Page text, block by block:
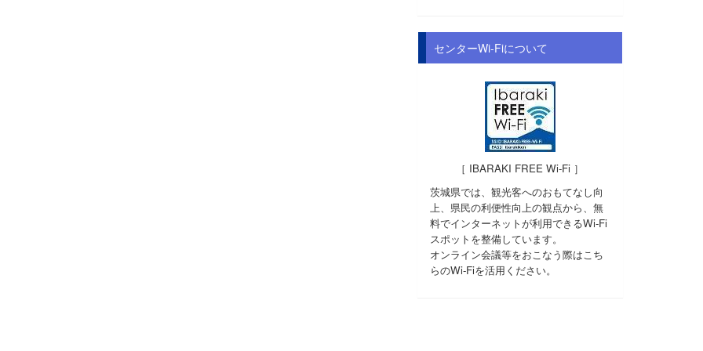
センターWi-Fiについて
［ IBARAKI FREE Wi-Fi ］
茨城県では、観光客へのおもてなし向
上、県民の利便性向上の観点から、無
料でインターネットが利用できるWi-Fi
スポットを整備しています。
オンライン会議等をおこなう際はこち
らのWi-Fiを活用ください。